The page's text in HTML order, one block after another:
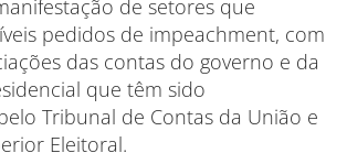
de setores que
pedidos de impeachment, com
das contas do governo e da
que têm sido
Tribunal de Contas da União e
Eleitoral.